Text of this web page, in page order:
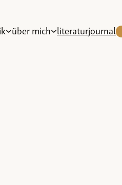
über mich literaturjournal